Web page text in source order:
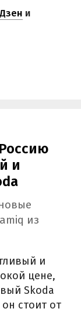
Дзен и
и
из
и
цене,
Skoda
стоит от